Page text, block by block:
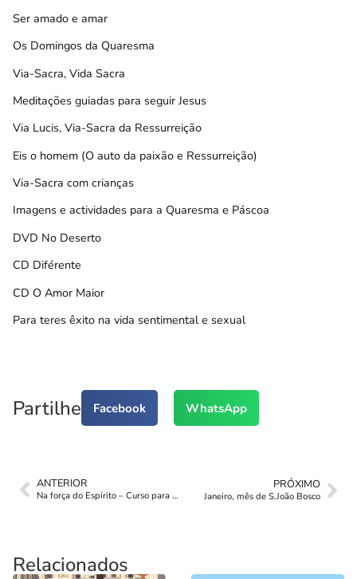
Ser amado e amar
Os Domingos da Quaresma
Via-Sacra, Vida Sacra
Meditações guiadas para seguir Jesus
Via Lucis, Via-Sacra da Ressurreição
Eis o homem (O auto da paixão e Ressurreição)
Via-Sacra com crianças
Imagens e actividades para a Quaresma e Páscoa
DVD No Deserto
CD Diférente
CD O Amor Maior
Para teres êxito na vida sentimental e sexual
Partilhe Facebook WhatsApp
ANTERIOR
Na força do Espírito – Curso para animadores
PRÓXIMO
Janeiro, mês de S.João Bosco
Relacionados